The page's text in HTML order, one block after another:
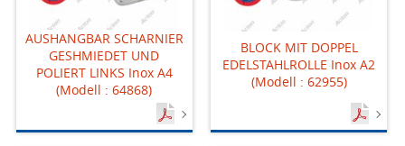
AUSHANGBAR SCHARNIER
GESHMIEDET UND
POLIERT LINKS Inox A4
(Modell : 64868)
BLOCK MIT DOPPEL
EDELSTAHLROLLE Inox A2
(Modell : 62955)